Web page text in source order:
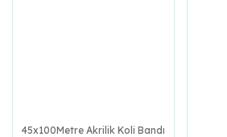
45x100Metre Akrilik Koli Bandı